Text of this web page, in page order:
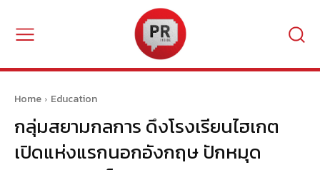
Home Education
กลุ่มสยามกลการ ดึงโรงเรียนไฮเกต
เปิดแห่งแรกนอกอังกฤษ ปักหมุด